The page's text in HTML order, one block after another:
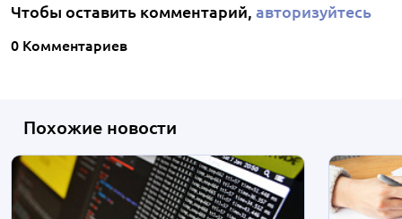
Чтобы оставить комментарий, авторизуйтесь
0 Комментариев
Похожие новости